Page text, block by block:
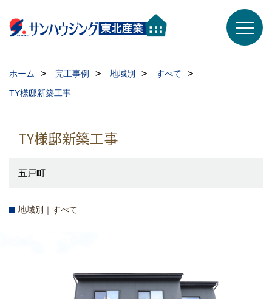
ホーム 完工事例 地域別
すべて
TY様邸新築工事
TY様邸新築工事
五戸町
地域別｜すべて